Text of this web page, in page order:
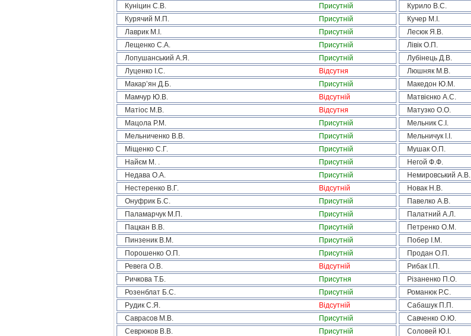
Куніцин С.В.
Присутній Курило В.С.
Курячий М.П.
Присутній Кучер М.І.
Лаврик М.І.
Присутній Лесюк Я.В.
Лещенко С.А.
Присутній Лівік О.П.
Лопушанський А.Я.
Присутній Лубінець Д.В.
Луценко І.С.
Відсутня Люшняк М.В.
Макар’ян Д.Б.
Присутній Македон Ю.М.
Мамчур Ю.В.
Відсутній Матвієнко А.С.
Матіос М.В.
Відсутня Матузко О.О.
Мацола Р.М.
Присутній Мельник С.І.
Мельниченко В.В.
Присутній Мельничук І.І.
Міщенко С.Г.
Присутній Мушак О.П.
Найєм М. .
Присутній Негой Ф.Ф.
Недава О.А.
Присутній Немировський А.В.
Нестеренко В.Г.
Відсутній Новак Н.В.
Онуфрик Б.С.
Присутній Павелко А.В.
Паламарчук М.П.
Присутній Палатний А.Л.
Пацкан В.В.
Присутній Петренко О.М.
Пинзеник В.М.
Присутній Побер І.М.
Порошенко О.П.
Присутній Продан О.П.
Ревега О.В.
Відсутній Рибак І.П.
Ричкова Т.Б.
Присутня Різаненко П.О.
Розенблат Б.С.
Присутній Романюк Р.С.
Рудик С.Я.
Відсутній Сабашук П.П.
Саврасов М.В.
Присутній Савченко О.Ю.
Севрюков В.В.
Присутній Соловей Ю.І.